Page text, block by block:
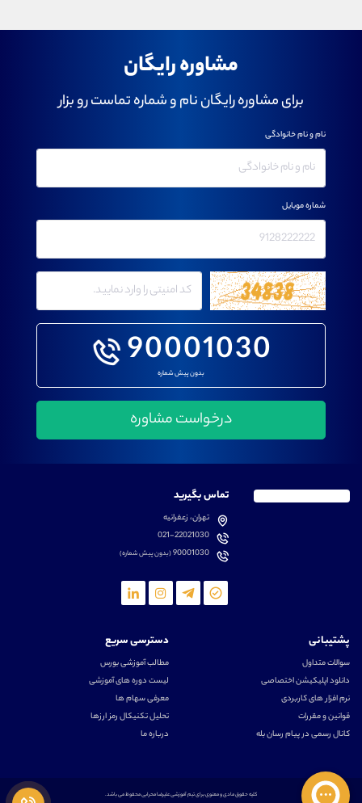
مشاوره رایگان
برای مشاوره رایگان نام و شماره تماست رو بزار
90001030
بدون پیش شماره
نام و نام خانوادگی
شماره موبایل
تماس بگیرید
تهران، زعفرانیه
021-22021030
90001030(بدون پیش شماره)
پشتیبانی
سوالات متداول
دانلود اپلیکیشن اختصاصی
نرم افزار های کاربردی
قوانین و مقررات
کانال رسمی در پیام رسان بله
دسترسی سریع
مطالب آموزشی بورس
لیست دوره های آموزشی
معرفی سهام ها
تحلیل تکنیکال رمز ارزها
درباره ما
کلیه حقوق مادی و معنوی برای تیم آموزشی علیرضا محرابی محفوظ می باشد.